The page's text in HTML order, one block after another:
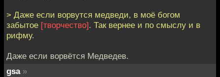
> Даже если ворвутся медведи, в моё богом
забытое [творчество]. Так вернее и по смыслу и в
рифму.
Даже если ворвётся Медведев.
gsa »